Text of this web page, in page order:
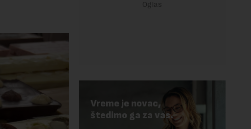
Vreme je novac,
štedimo ga za vas.